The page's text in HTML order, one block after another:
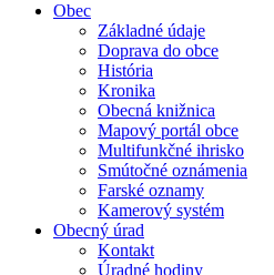
Obec
Základné údaje
Doprava do obce
História
Kronika
Obecná knižnica
Mapový portál obce
Multifunkčné ihrisko
Smútočné oznámenia
Farské oznamy
Kamerový systém
Obecný úrad
Kontakt
Úradné hodiny